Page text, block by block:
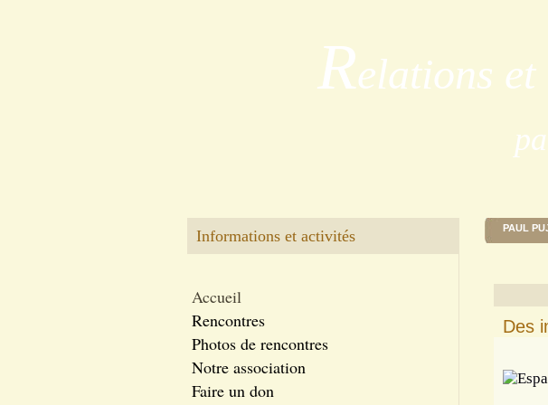
Relations et
Informations et activités
Accueil
Rencontres
Photos de rencontres
Notre association
Faire un don
PAUL
Des